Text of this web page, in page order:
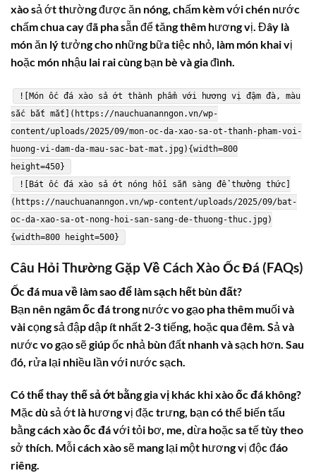
xàosả ớt thường được ăn nóng, chấm kèm với chén nước
chấm chua cay đã pha sẵn để tăng thêm hương vị. Đây là
món ăn lý tưởng cho những bữa tiệc nhỏ, làm món khai vị
hoặc món nhậu lai rai cùng bạn bè và gia đình.
![Món ốc đá xào sả ớt thành phẩm với hương vị đậm đà, màu
sắc bắt mắt](https://nauchuananngon.vn/wp-
content/uploads/2025/09/mon-oc-da-xao-sa-ot-thanh-pham-voi-
huong-vi-dam-da-mau-sac-bat-mat.jpg){width=800
height=450}
![Bát ốc đá xào sả ớt nóng hổi sẵn sàng để thưởng thức]
(https://nauchuananngon.vn/wp-content/uploads/2025/09/bat-
oc-da-xao-sa-ot-nong-hoi-san-sang-de-thuong-thuc.jpg)
{width=800 height=500}
Câu Hỏi Thường Gặp Về Cách Xào Ốc Đá (FAQs)
Ốc đá mua về làm sao để làm sạch hết bùn đất?
Bạn nên ngâmốc đátrong nước vo gạo pha thêm muối và
vài cọng sả đập dập ít nhất 2-3 tiếng, hoặc qua đêm. Sả và
nước vo gạo sẽ giúp ốc nhả bùn đất nhanh và sạch hơn. Sau
đó, rửa lại nhiều lần với nước sạch.
Có thể thay thế sả ớt bằng gia vị khác khi xào ốc đá không?
Mặc dù sả ớt là hương vị đặc trưng, bạn có thể biến tấu
bằng cách xàoốc đávới tỏi bơ, me, dừa hoặc sa tế tùy theo
sở thích. Mỗi cách xào sẽ mang lại một hương vị độc đáo
riêng.